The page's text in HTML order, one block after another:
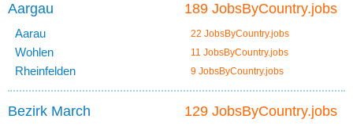
189 JobsByCountry.jobs
Aargau
Aarau 22 JobsByCountry.jobs
Wohlen 11 JobsByCountry.jobs
Rheinfelden 9 JobsByCountry.jobs
129 JobsByCountry.jobs
Bezirk March